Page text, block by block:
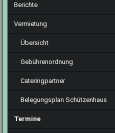
Berichte
Vermietung
Übersicht
Gebührenordnung
Cateringpartner
Belegungsplan Schützenhaus
Termine